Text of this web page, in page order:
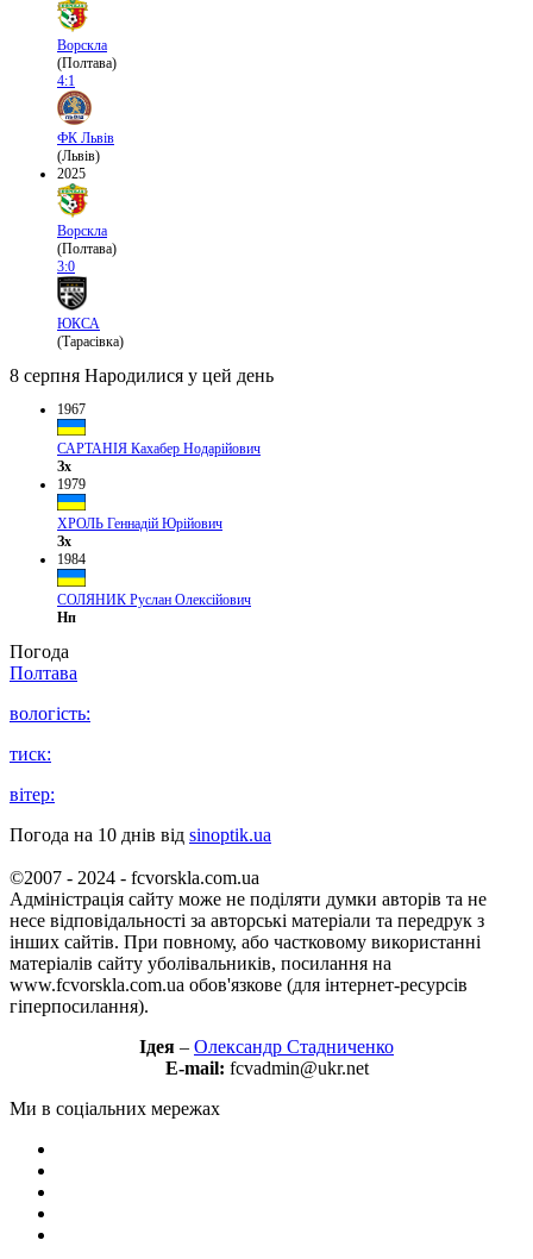
Ворскла
(Полтава)
4:1
ФК Львів
(Львів)
2025
Ворскла
(Полтава)
3:0
ЮКСА
(Тарасівка)
8 серпня Народилися у цей день
1967
САРТАНІЯ Кахабер Нодарійович
Зх
1979
ХРОЛЬ Геннадій Юрійович
Зх
1984
СОЛЯНИК Руслан Олексійович
Нп
Погода
Полтава
вологість:
тиск:
вітер:
Погода на 10 днів від sinoptik.ua
©2007 - 2024 - fcvorskla.com.ua
Адміністрація сайту може не поділяти думки авторів та не
несе відповідальності за авторські матеріали та передрук з
інших сайтів. При повному, або частковому використанні
матеріалів сайту уболівальників, посилання на
www.fcvorskla.com.ua обов'язкове (для інтернет-ресурсів
гіперпосилання).
Ідея – Олександр Стадниченко
E-mail: fcvadmin@ukr.net
Ми в соціальних мережах